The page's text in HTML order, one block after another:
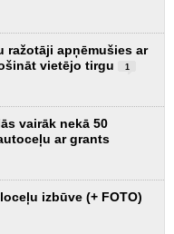
ražotāji apņēmušies ar
vietējo tirgu
1
vairāk nekā 50
ar grants
izbūve (+ FOTO)